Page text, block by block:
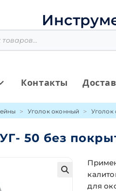
Контакты
Уголок оконный Уголок
50 без
для